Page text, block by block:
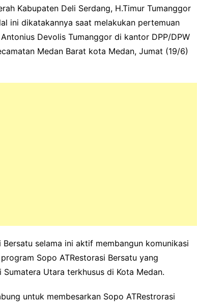
Kabupaten Deli Serdang, H.Timur Tumanggor
ini dikatakannya saat melakukan pertemuan
Devolis Tumanggor di kantor DPP/DPW
Medan Barat kota Medan, Jumat (19/6)
selama ini aktif membangun komunikasi
Sopo ATRestorasi Bersatu yang
Utara terkhusus di Kota Medan.
untuk membesarkan Sopo ATRestrorasi